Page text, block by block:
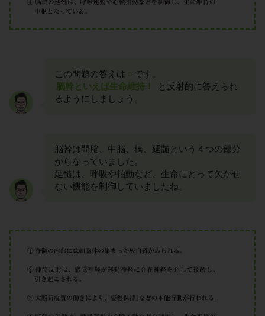
この問題の答えは ○ です。
脳幹といえば生命維持！
と反射的に答えられ
るようにしましょう。
脳幹は間脳、中脳、橋、延髄という４つの部分
からなっていました。
延髄は、呼吸や拍動など、生命にとって欠かせ
ない機能を制御していましたね。